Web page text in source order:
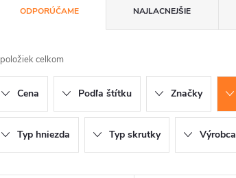
ODPORÚČAME NAJLACNEJŠIE
celkom
Cena Podľa štítku Značky
Typ hniezda Typ skrutky Výrobca